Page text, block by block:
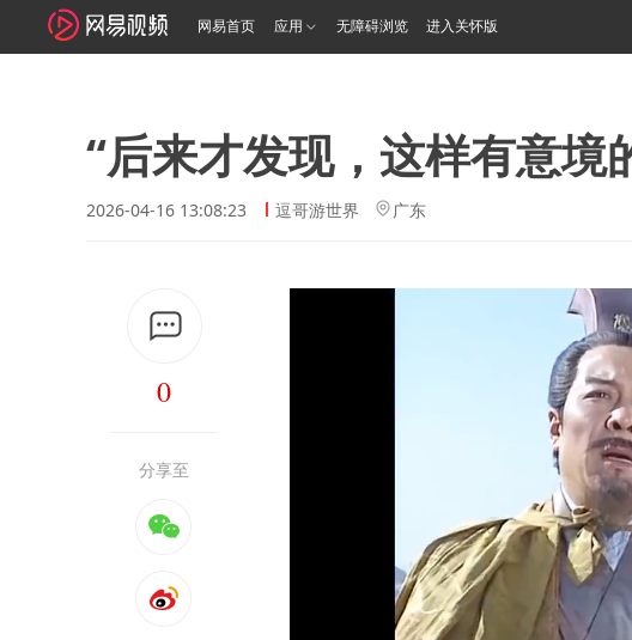
网易首页 应用 无障碍浏览 进入关怀版
“后来才发现，这样有意境
2026-04-16 13:08:23 逗哥游世界 广东
0
分享至